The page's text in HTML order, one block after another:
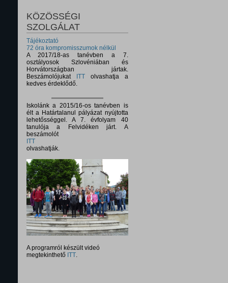
KÖZÖSSÉGI
SZOLGÁLAT
Tájékoztató
72 óra kompromisszumok nélkül
A 2017/18-as tanévben a 7.
osztályosok Szlovéniában és
Horvátországban jártak.
Beszámolójukat
ITTolvashatja a
kedves érdeklődő.
Iskolánk a 2015/16-os tanévben is
élt a Határtalanul pályázat nyújtotta
lehetősséggel. A 7. évfolyam 40
tanulója a Felvidéken járt. A
beszámolót
ITT
olvashatják.
A programról készült videó
megtekinthető ITT.